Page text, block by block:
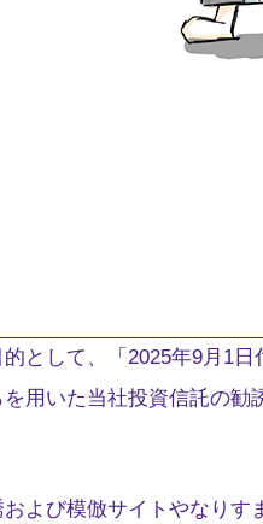
として、「2025年9月1
用いた当社投資信託の勧
よび模倣サイトやなり